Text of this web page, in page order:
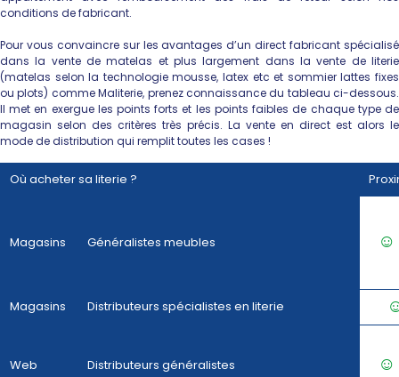
conditions de fabricant.
Pour vous convaincre sur les avantages d’un direct fabricant spécialisé
dans la vente de matelas et plus largement dans la vente de literie
(matelas selon la technologie mousse, latex etc et sommier lattes fixes
ou plots) comme Maliterie, prenez connaissance du tableau ci-dessous.
Il met en exergue les points forts et les points faibles de chaque type de
magasin selon des critères très précis. La vente en direct est alors le
mode de distribution qui remplit toutes les cases !
Où acheter sa literie ?
Magasins Généralistes meubles
Magasins Distributeurs spécialistes en literie
Web Distributeurs généralistes